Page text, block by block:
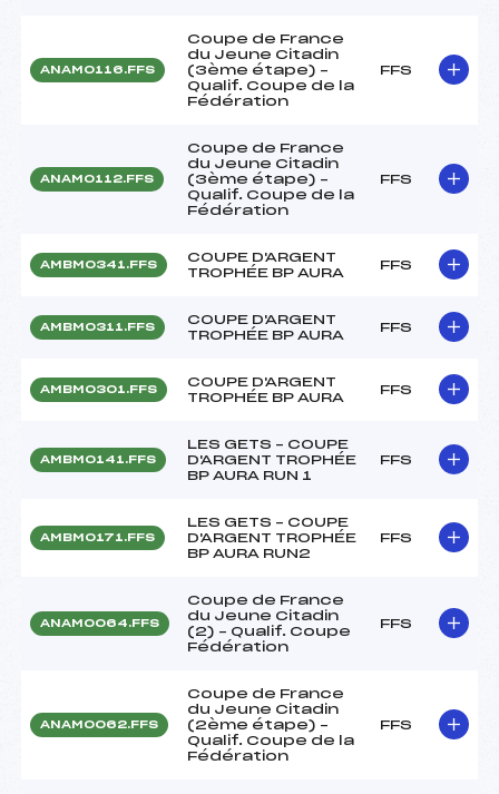
ANAM0116.FFS
Coupe de France
du Jeune Citadin
(3ème étape) –
Qualif. Coupe de la
Fédération
FFS
ANAM0112.FFS
Coupe de France
du Jeune Citadin
(3ème étape) –
Qualif. Coupe de la
Fédération
FFS
AMBM0341.FFS
COUPE D'ARGENT
TROPHÉE BP AURA
FFS
AMBM0311.FFS
COUPE D'ARGENT
TROPHÉE BP AURA
FFS
AMBM0301.FFS
COUPE D'ARGENT
TROPHÉE BP AURA
FFS
AMBM0141.FFS
LES GETS – COUPE
D'ARGENT TROPHÉE
BP AURA RUN 1
FFS
AMBM0171.FFS
LES GETS – COUPE
D'ARGENT TROPHÉE
BP AURA RUN2
FFS
ANAM0064.FFS
Coupe de France
du Jeune Citadin
(2) – Qualif. Coupe
Fédération
FFS
ANAM0062.FFS
Coupe de France
du Jeune Citadin
(2ème étape) –
Qualif. Coupe de la
Fédération
FFS